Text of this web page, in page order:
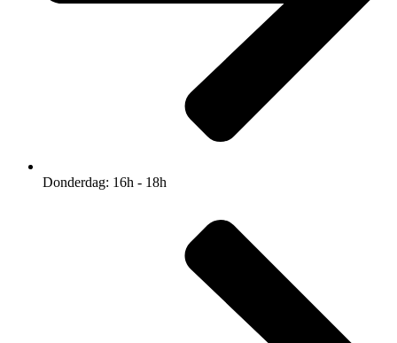
Donderdag: 16h - 18h